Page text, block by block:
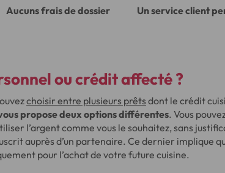
Aucuns frais de dossier Un service client
ou crédit affecté?
choisir entre plusieurs prêts dont le crédit
propose deux options différentes. Vous
l’argent comme vous le souhaitez, sans
auprès d’un partenaire. Ce dernier implique
pour l’achat de votre future cuisine.